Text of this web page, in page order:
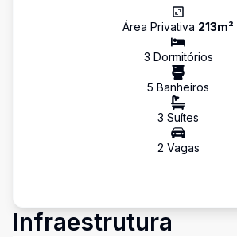
Área Privativa 213m²
3 Dormitórios
5 Banheiros
3 Suítes
2 Vagas
Infraestrutura